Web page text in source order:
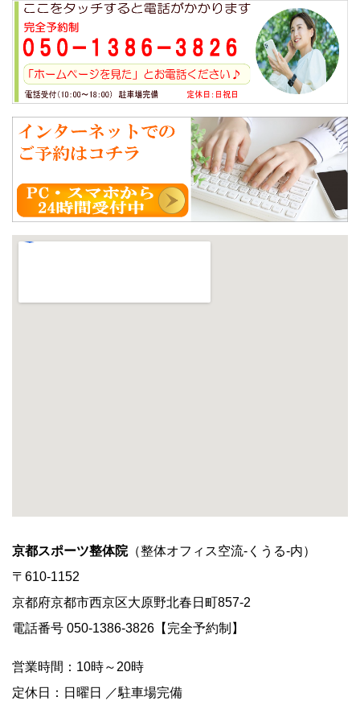
京都スポーツ整体院（整体オフィス空流-くうる-内）
〒610-1152
京都府京都市西京区大原野北春日町857-2
電話番号 050-1386-3826【完全予約制】
営業時間：10時～20時
定休日：日曜日 ／駐車場完備